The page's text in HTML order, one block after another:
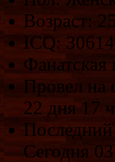
Возраст:
ICQ:
Провел на
22 дня 17
Последний
Сегодня